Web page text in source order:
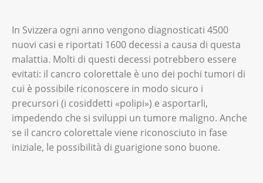
In Svizzera ogni anno vengono diagnosticati 4500
nuovi casi e riportati 1600 decessi a causa di questa
malattia. Molti di questi decessi potrebbero essere
evitati: il cancro colorettale è uno dei pochi tumori di
cui è possibile riconoscere in modo sicuro i
precursori (i cosiddetti «polipi») e asportarli,
impedendo che si sviluppi un tumore maligno. Anche
se il cancro colorettale viene riconosciuto in fase
iniziale, le possibilità di guarigione sono buone.